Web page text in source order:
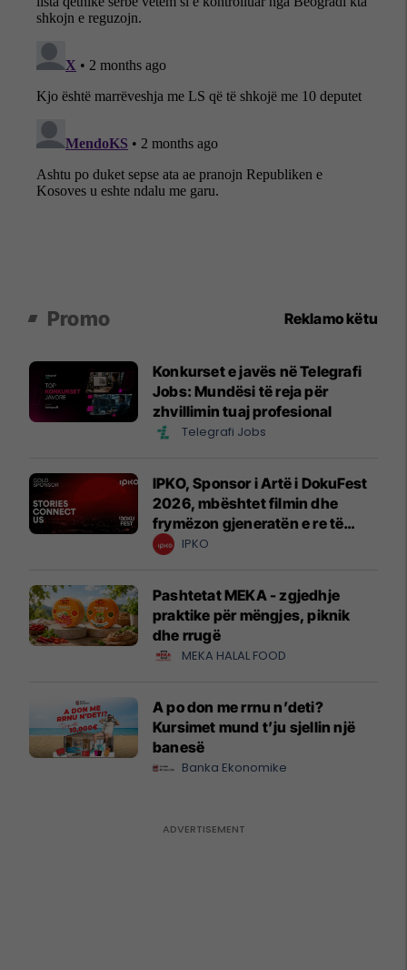
Promo Reklamo këtu
Konkurset e javës në Telegrafi
Jobs: Mundësi të reja për
zhvillimin tuaj profesional
Telegrafi Jobs
IPKO, Sponsor i Artë i DokuFest
2026, mbështet filmin dhe
frymëzon gjeneratën e re të
krijuesve
IPKO
Pashtetat MEKA - zgjedhje
praktike për mëngjes, piknik
dhe rrugë
MEKA HALAL FOOD
A po don me rrnu n’deti?
Kursimet mund t’ju sjellin një
banesë
Banka Ekonomike